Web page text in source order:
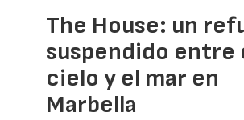
The House: un
suspendido entre
cielo y el mar en
Marbella